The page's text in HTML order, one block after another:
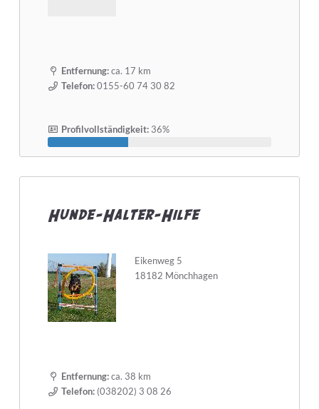
Entfernung:ca. 17 km
Telefon:0155-60 74 30 82
Profilvollständigkeit:36%
Hunde-Halter-Hilfe
Eikenweg 5
18182 Mönchhagen
Entfernung:ca. 38 km
Telefon:(038202) 3 08 26